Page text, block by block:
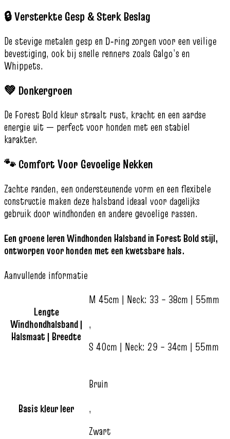
🔒 Versterkte Gesp & Sterk Beslag
De stevige metalen gesp en D‑ring zorgen voor een veilige
bevestiging, ook bij snelle renners zoals Galgo’s en
Whippets.
💚 Donkergroen
De Forest Bold kleur straalt rust, kracht en een aardse
energie uit — perfect voor honden met een stabiel
karakter.
🐾 Comfort Voor Gevoelige Nekken
Zachte randen, een ondersteunende vorm en een flexibele
constructie maken deze halsband ideaal voor dagelijks
gebruik door windhonden en andere gevoelige rassen.
Een groene leren Windhonden Halsband in Forest Bold stijl,
ontworpen voor honden met een kwetsbare hals.
Aanvullende informatie
Lengte
Windhondhalsband |
Halsmaat | Breedte
M 45cm | Neck: 33 – 38cm | 55mm
,
S 40cm | Neck: 29 – 34cm | 55mm
Basis kleur leer
Bruin
,
Zwart